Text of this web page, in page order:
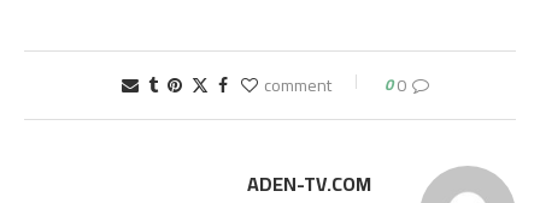
0 comment
0
ADEN-TV.COM